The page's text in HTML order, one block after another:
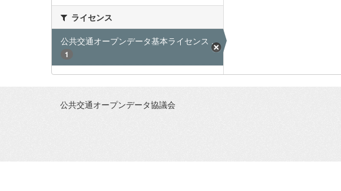
ライセンス
公共交通オープンデータ基本ライセンス ...
1
公共交通オープンデータ協議会